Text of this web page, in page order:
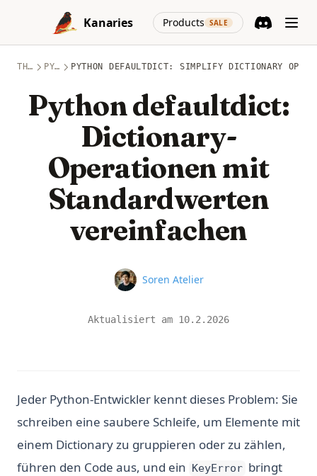
Skip to content
Kanaries
Products SALE
(opens in a
THEMEN PYTHON PYTHON DEFAULTDICT: SIMPLIFY DICTIONARY
Python defaultdict:
Dictionary-
Operationen mit
Standardwerten
vereinfachen
Name
Soren Atelier
Aktualisiert am 10.2.2026
Jeder Python-Entwickler kennt dieses Problem: Sie
schreiben eine saubere Schleife, um Elemente mit
einem Dictionary zu gruppieren oder zu zählen,
führen den Code aus, und ein KeyError bringt